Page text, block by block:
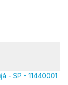
- SP - 11440001